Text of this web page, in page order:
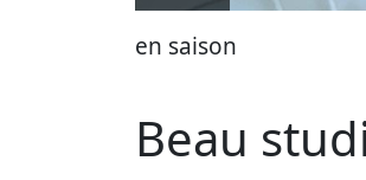
en saison
Beau